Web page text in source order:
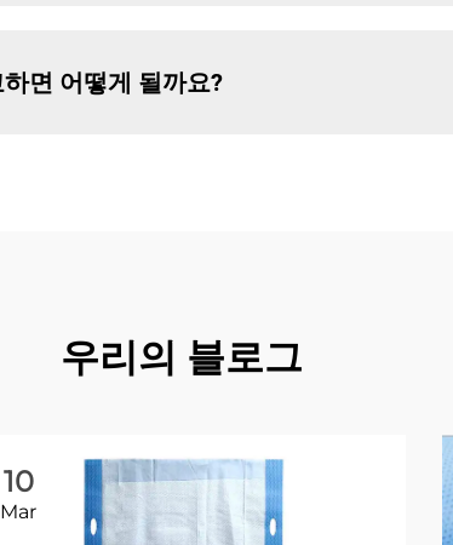
면 어떻게 될까요?
우리의 블로그
10
Mar